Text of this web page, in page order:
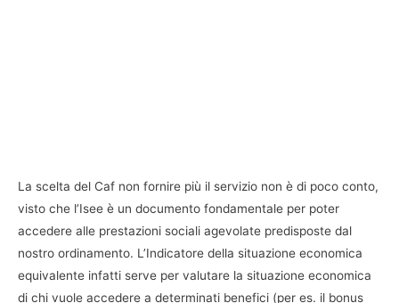
La scelta del Caf non fornire più il servizio non è di poco conto,
visto che l’Isee è un documento fondamentale per poter
accedere alle prestazioni sociali agevolate predisposte dal
nostro ordinamento. L’Indicatore della situazione economica
equivalente infatti serve per valutare la situazione economica
di chi vuole accedere a determinati benefici (per es. il bonus